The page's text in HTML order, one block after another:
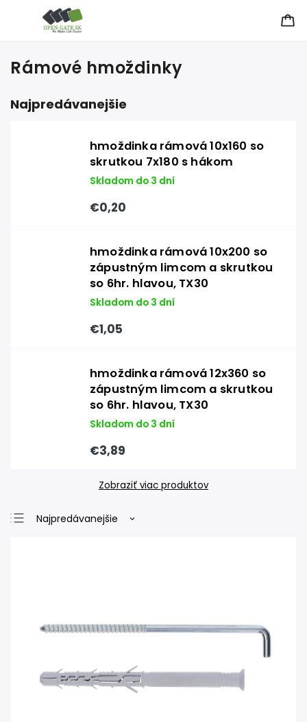
Rámové hmoždinky
Najpredávanejšie
hmoždinka rámová 10x160 so
skrutkou 7x180 s hákom
Skladom do 3 dní
€0,20
hmoždinka rámová 10x200 so
zápustným limcom a skrutkou
so 6hr. hlavou, TX30
Skladom do 3 dní
€1,05
hmoždinka rámová 12x360 so
zápustným limcom a skrutkou
so 6hr. hlavou, TX30
Skladom do 3 dní
€3,89
Zobraziť viac produktov
Najpredávanejšie